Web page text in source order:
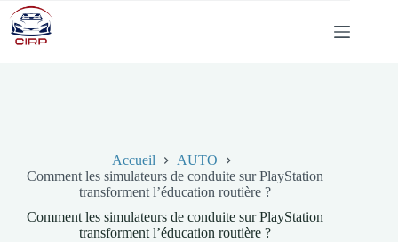
Passer
au
contenu
Accueil
AUTO
Comment les simulateurs de conduite sur PlayStation
transforment l’éducation routière ?
Comment les simulateurs de conduite sur PlayStation
transforment l’éducation routière ?